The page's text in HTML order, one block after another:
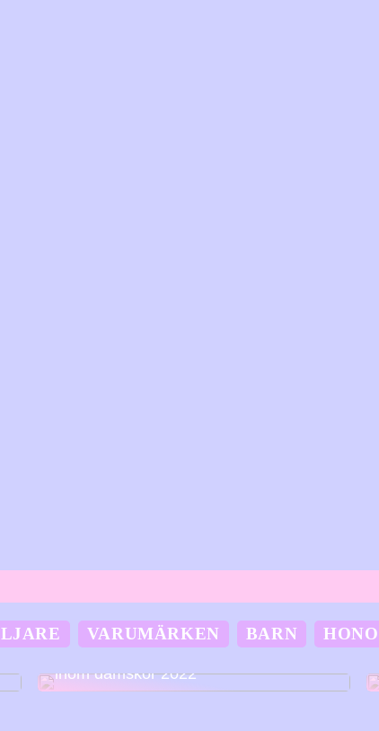
VARUMÄRKEN BARN
inom damskor 2022